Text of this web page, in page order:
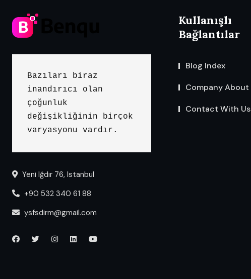
Bazıları biraz
inandırıcı olan
çoğunluk
değişikliğinin birçok
varyasyonu vardır.
Yeni Iğdır 76, Istanbul
+90 532 340 61 88
ysfsdirm@gmail.com
Kullanışlı
Bağlantılar
Blog Index
Company About
Contact With Us